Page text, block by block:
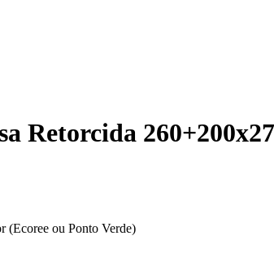
Retorcida
(Ecoree ou Ponto Verde)